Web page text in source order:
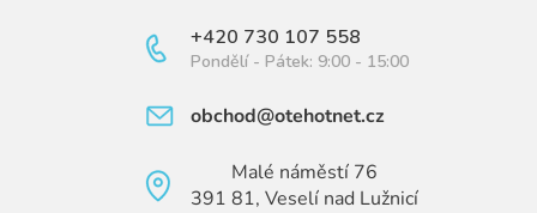
+420 730 107 558
Pondělí - Pátek: 9:00 - 15:00
obchod@otehotnet.cz
Malé náměstí 76
391 81, Veselí nad Lužnicí